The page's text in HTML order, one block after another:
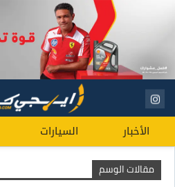
الأخبار السيارات
مقالات الوسم